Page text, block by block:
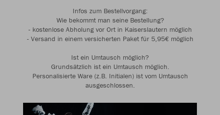
Infos zum Bestellvorgang:
Wie bekommt man seine Bestellung?
- kostenlose Abholung vor Ort in Kaiserslautern möglich
- Versand in einem versicherten Paket für 5,95€ möglich
Ist ein Umtausch möglich?
Grundsätzlich ist ein Umtausch möglich.
Personalisierte Ware (z.B. Initialen) ist vom Umtausch
ausgeschlossen.